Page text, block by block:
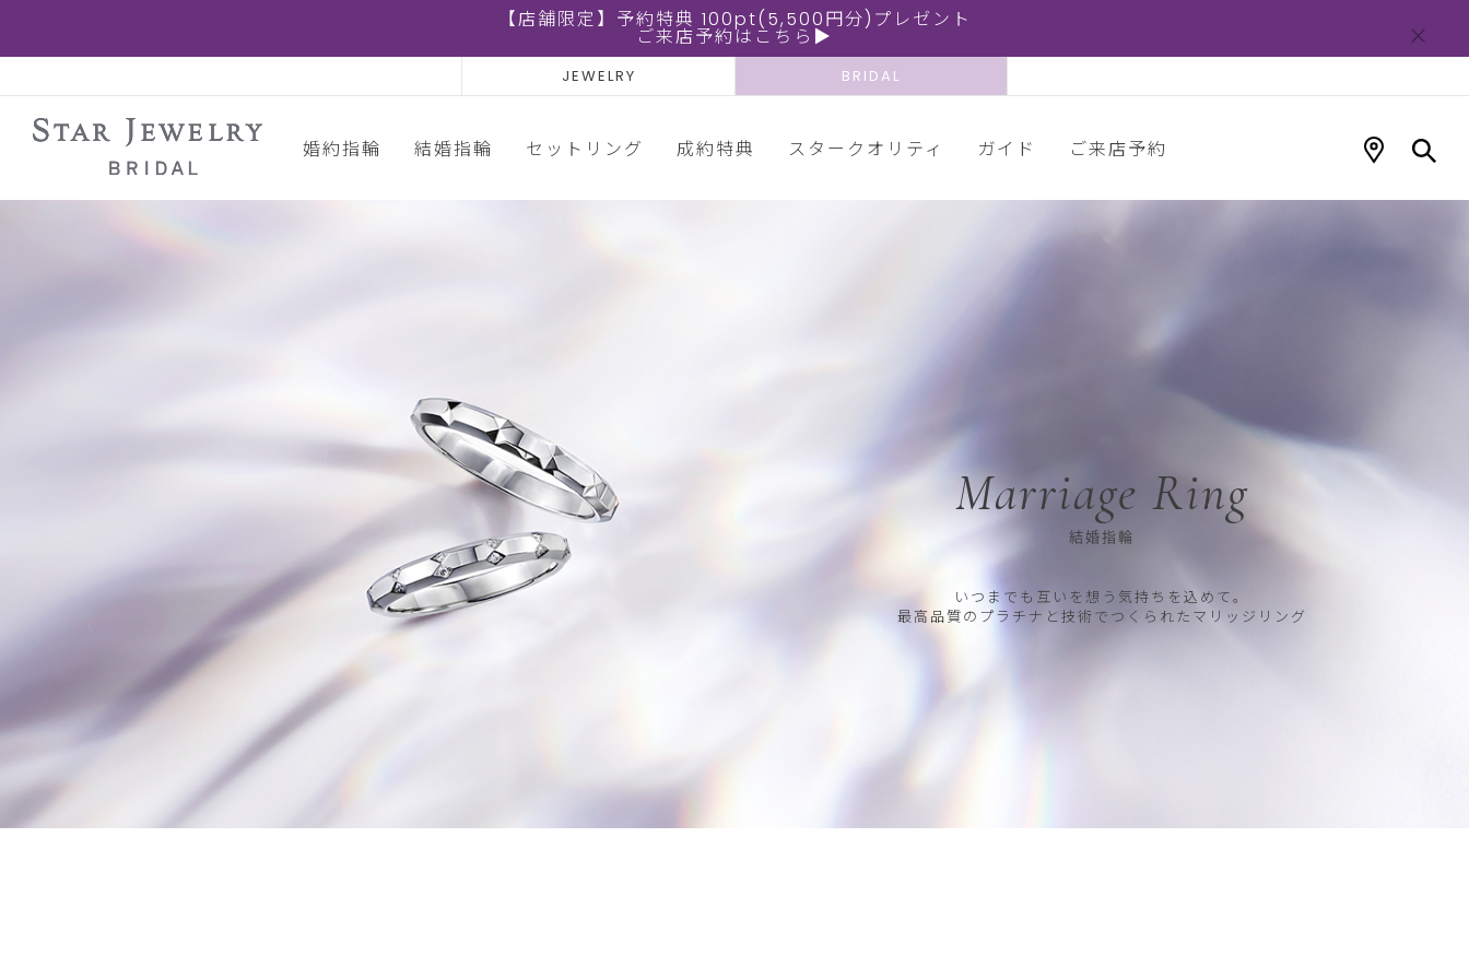
【店舗限定】予約特典 100pt(5,500円分)プレゼント
ご来店予約はこちら▶
JEWELRY BRIDAL
婚約指輪 結婚指輪 セットリング 成約特典 スタークオリティ ガイド ご来店予約
Marriage Ring
結婚指輪
いつまでも互いを想う気持ちを込めて。
最高品質のプラチナと技術でつくられたマリッジリング